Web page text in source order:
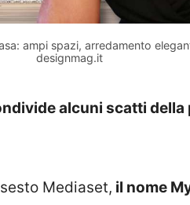
ampi spazi, arredamento
designmag.it
alcuni scatti
Mediaset, il nome